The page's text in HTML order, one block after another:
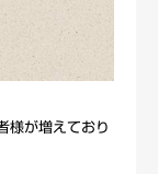
様が増えており